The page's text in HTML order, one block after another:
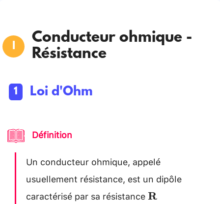
Conducteur ohmique -
Résistance
Loi d'Ohm
Définition
Un conducteur ohmique, appelé
usuellement résistance, est un dipôle
caractérisé par sa résistance\mathbf{R}
R